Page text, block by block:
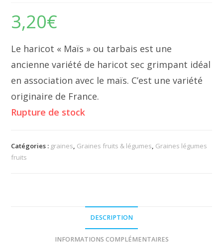
3,20€
Le haricot « Maïs » ou tarbais est une
ancienne variété de haricot sec grimpant idéal
en association avec le maïs. C’est une variété
originaire de France.
Rupture de stock
Catégories : graines, Graines fruits & légumes, Graines légumes
fruits
DESCRIPTION
INFORMATIONS COMPLÉMENTAIRES